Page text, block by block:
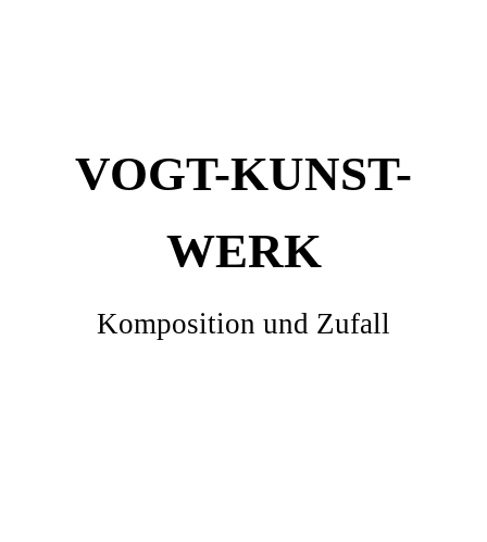
VOGT-KUNST-
WERK
Komposition und Zufall